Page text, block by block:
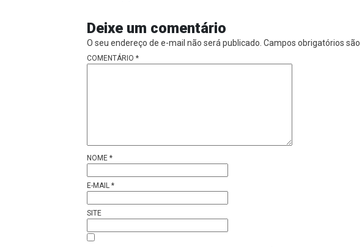
Deixe um comentário
O seu endereço de e-mail não será publicado. Campos obrigatórios
COMENTÁRIO *
NOME *
E-MAIL *
SITE